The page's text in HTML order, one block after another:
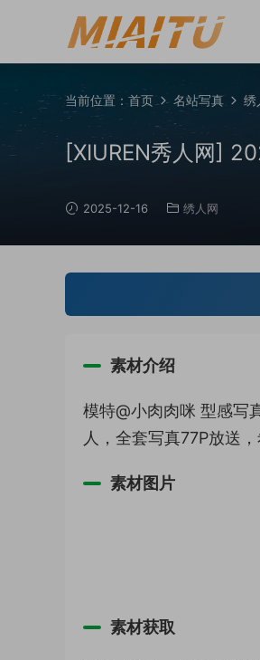
当前位置： 首页 名站写真 绣
[XIUREN秀人网]
2025-12-16 绣人网
素材介绍
模特@小肉肉咪 型感写
人，全套写真77P放送
素材图片
素材获取